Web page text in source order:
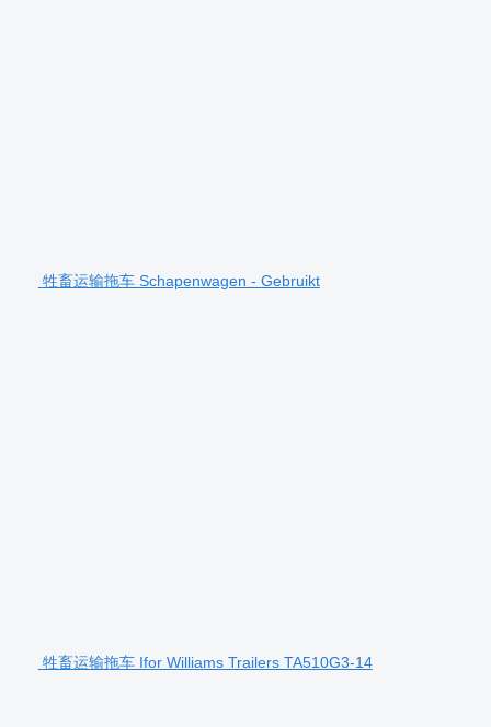
牲畜运输拖车 Schapenwagen - Gebruikt
牲畜运输拖车 Ifor Williams Trailers TA510G3-14